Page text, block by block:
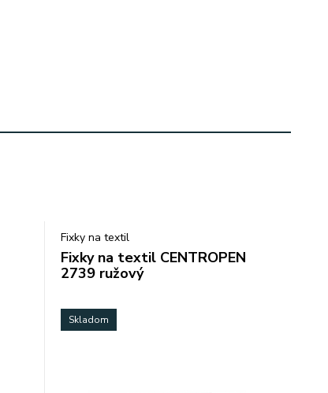
Fixky na textil
Fixky na textil CENTROPEN
2739 ružový
Skladom